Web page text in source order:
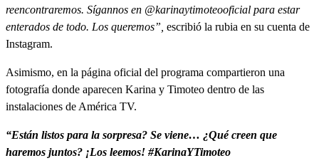
reencontraremos. Sígannos en @karinaytimoteooficial para estar
enterados de todo. Los queremos”, escribió la rubia en su cuenta de
Instagram.
Asimismo, en la página oficial del programa compartieron una
fotografía donde aparecen Karina y Timoteo dentro de las
instalaciones de América TV.
“Están listos para la sorpresa? Se viene… ¿Qué creen que
haremos juntos? ¡Los leemos! #KarinaYTimoteo